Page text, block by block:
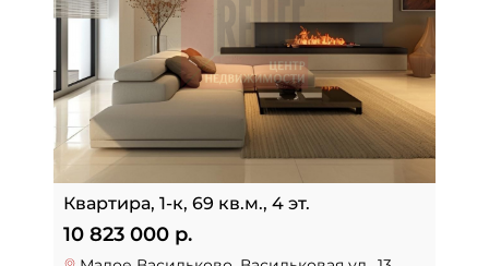
Квартира, 1-к, 69 кв.м., 4 эт.
10 823 000 р.